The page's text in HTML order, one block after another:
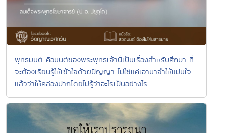
พุทธมนต์ คือมนต์ของพระพุทธเจ้านี้เป็นเรื่องสำหรับศึกษา ที่
จะต้องเรียนรู้ให้เข้าใจด้วยปัญญา ไม่ใช่แค่เอามาจำให้แม่นใจ
แล้วว่าให้คล่องปากโดยไม่รู้ว่าอะไรเป็นอย่างไร